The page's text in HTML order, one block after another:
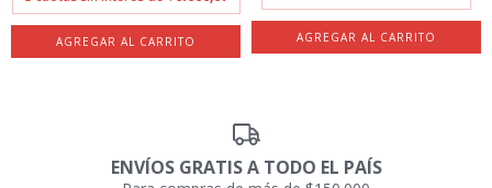
ENVÍOS GRATIS A TODO EL PAÍS